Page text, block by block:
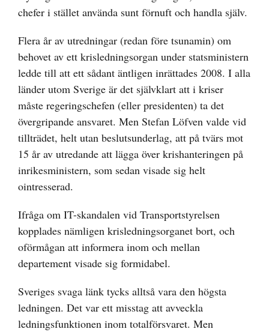
chefer i stället använda sunt förnuft och handla själv.
Flera år av utredningar (redan före tsunamin) om
behovet av ett krisledningsorgan under statsministern
ledde till att ett sådant äntligen inrättades 2008. I alla
länder utom Sverige är det självklart att i kriser
måste regeringschefen (eller presidenten) ta det
övergripande ansvaret. Men Stefan Löfven valde vid
tillträdet, helt utan beslutsunderlag, att på tvärs mot
15 år av utredande att lägga över krishanteringen på
inrikesministern, som sedan visade sig helt
ointresserad.
Ifråga om IT-skandalen vid Transportstyrelsen
kopplades nämligen krisledningsorganet bort, och
oförmågan att informera inom och mellan
departement visade sig formidabel.
Sveriges svaga länk tycks alltså vara den högsta
ledningen. Det var ett misstag att avveckla
ledningsfunktionen inom totalförsvaret. Men